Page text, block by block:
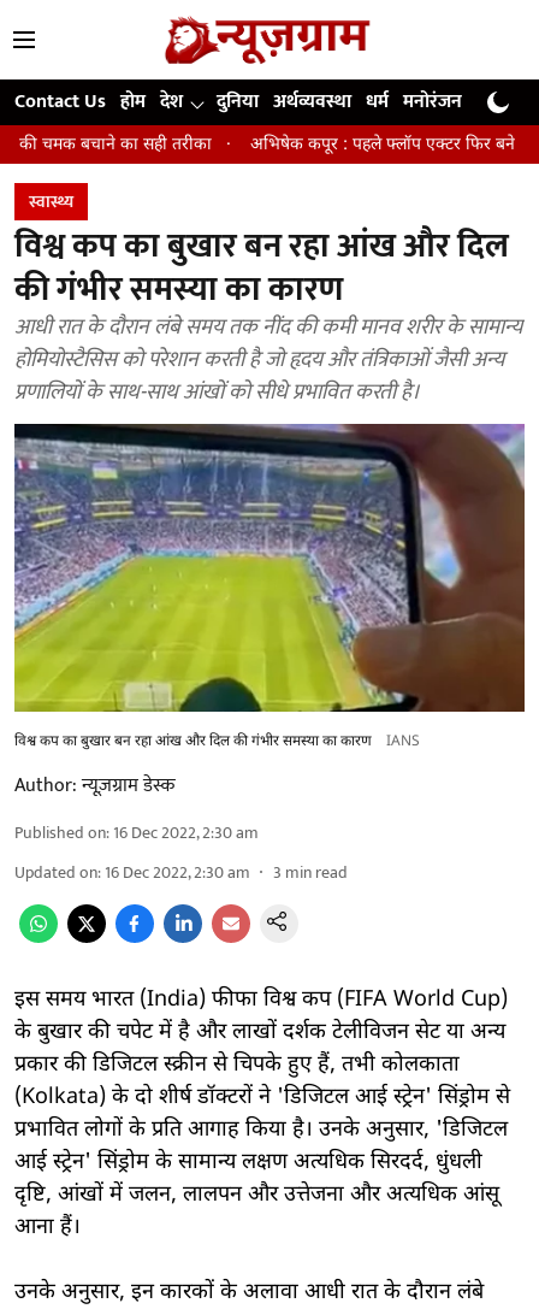
Contact Us होम देश दुनिया अर्थव्यवस्था धर्म मनोरंजन खेल
सही तरीका अभिषेक कपूर : पहले फ्लॉप एक्टर फिर बने अवॉर्ड विनिंग डायरेक्टर
स्वास्थ्य
विश्व कप का बुखार बन रहा आंख और दिल
की गंभीर समस्या का कारण
आधी रात के दौरान लंबे समय तक नींद की कमी मानव शरीर के सामान्य
होमियोस्टैसिस को परेशान करती है जो हृदय और तंत्रिकाओं जैसी अन्य
प्रणालियों के साथ-साथ आंखों को सीधे प्रभावित करती है।
विश्व कप का बुखार बन रहा आंख और दिल की गंभीर समस्या का कारण IANS
Author:न्यूज़ग्राम डेस्क
Published on:16 Dec 2022, 2:30 am
Updated on:16 Dec 2022, 2:30 am 3 min read
इस समय भारत (India) फीफा विश्व कप (FIFA World Cup)
के बुखार की चपेट में है और लाखों दर्शक टेलीविजन सेट या अन्य
प्रकार की डिजिटल स्क्रीन से चिपके हुए हैं, तभी कोलकाता
(Kolkata) के दो शीर्ष डॉक्टरों ने 'डिजिटल आई स्ट्रेन' सिंड्रोम से
प्रभावित लोगों के प्रति आगाह किया है। उनके अनुसार, 'डिजिटल
आई स्ट्रेन' सिंड्रोम के सामान्य लक्षण अत्यधिक सिरदर्द, धुंधली
दृष्टि, आंखों में जलन, लालपन और उत्तेजना और अत्यधिक आंसू
आना हैं।
उनके अनुसार, इन कारकों के अलावा आधी रात के दौरान लंबे